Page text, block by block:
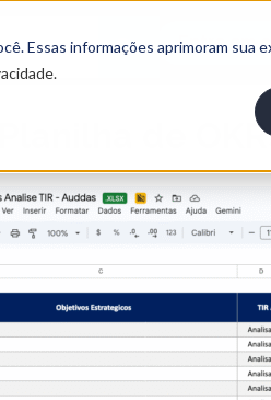
Essas informações aprimoram sua
Entre em
Planilha de